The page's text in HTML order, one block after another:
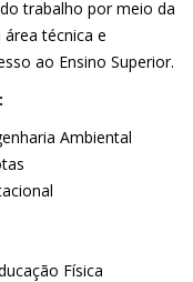
trabalho por meio da
técnica e
ao Ensino Superior.
Ambiental
Física